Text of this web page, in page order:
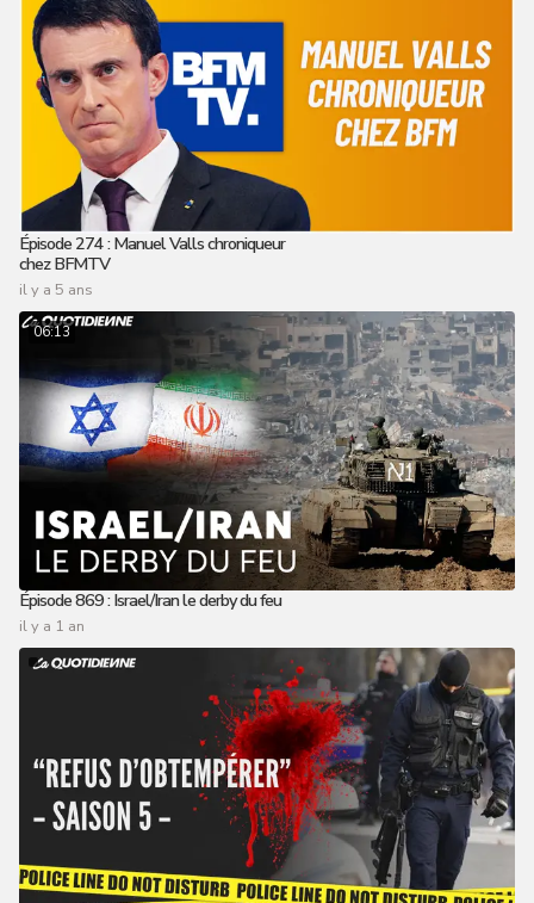
Épisode 274 : Manuel Valls chroniqueur
chez BFMTV
il y a 5 ans
06:13
Épisode 869 : Israel/Iran le derby du feu
il y a 1 an